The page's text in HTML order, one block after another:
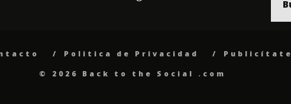
Politica de Privacidad
Publicítate
© 2026 Back to the Social .com